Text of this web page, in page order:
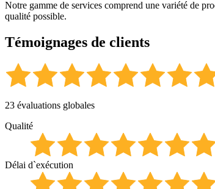
Notre gamme de services comprend une variété de
qualité possible.
Témoignages de clients
23 évaluations globales
Qualité
Délai d`exécution